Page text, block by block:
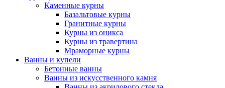
Каменные курны
Базальтовые курны
Гранитные курны
Курны из оникса
Курны из травертина
Мраморные курны
Ванны и купели
Бетонные ванны
Ванны из искусственного камня